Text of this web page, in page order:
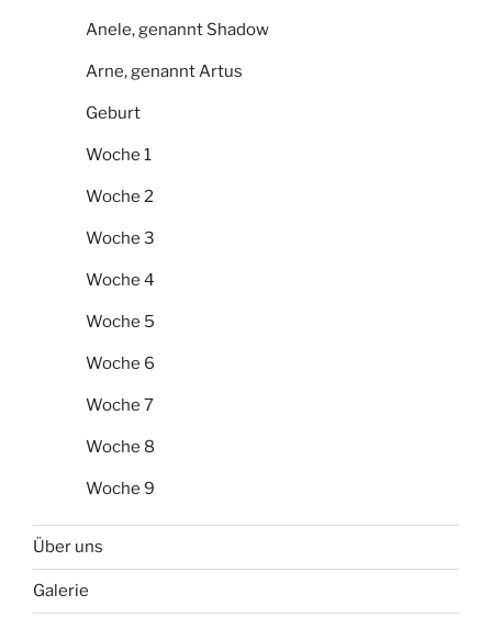
Anele, genannt Shadow
Arne, genannt Artus
Geburt
Woche 1
Woche 2
Woche 3
Woche 4
Woche 5
Woche 6
Woche 7
Woche 8
Woche 9
Über uns
Galerie